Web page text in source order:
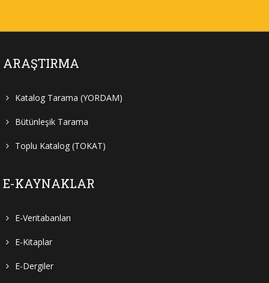
ARAŞTIRMA
Katalog Tarama (YORDAM)
Bütünleşik Tarama
Toplu Katalog (TOKAT)
E-KAYNAKLAR
E-Veritabanları
E-Kitaplar
E-Dergiler